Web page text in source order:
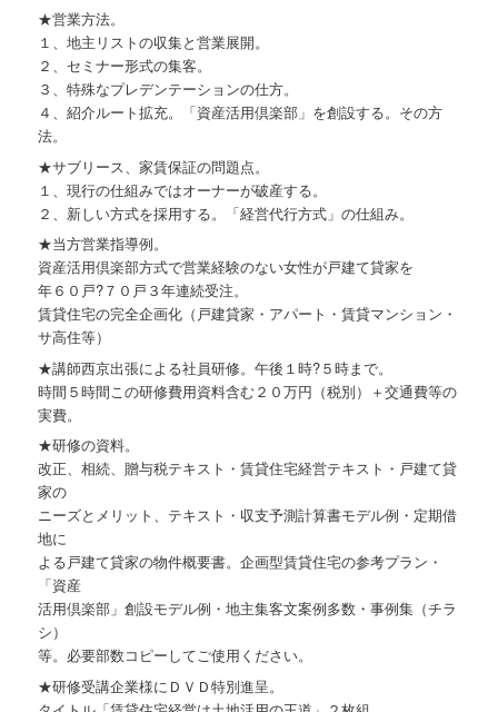
★営業方法。
１、地主リストの収集と営業展開。
２、セミナー形式の集客。
３、特殊なプレデンテーションの仕方。
４、紹介ルート拡充。「資産活用倶楽部」を創設する。その方
法。
★サブリース、家賃保証の問題点。
１、現行の仕組みではオーナーが破産する。
２、新しい方式を採用する。「経営代行方式」の仕組み。
★当方営業指導例。
資産活用倶楽部方式で営業経験のない女性が戸建て貸家を
年６０戸?７０戸３年連続受注。
賃貸住宅の完全企画化（戸建貸家・アパート・賃貸マンション・
サ高住等）
★講師西京出張による社員研修。午後１時?５時まで。
時間５時間この研修費用資料含む２０万円（税別）＋交通費等の
実費。
★研修の資料。
改正、相続、贈与税テキスト・賃貸住宅経営テキスト・戸建て貸
家の
ニーズとメリット、テキスト・収支予測計算書モデル例・定期借
地に
よる戸建て貸家の物件概要書。企画型賃貸住宅の参考プラン・
「資産
活用倶楽部」創設モデル例・地主集客文案例多数・事例集（チラ
シ）
等。必要部数コピーしてご使用ください。
★研修受講企業様にＤＶＤ特別進呈。